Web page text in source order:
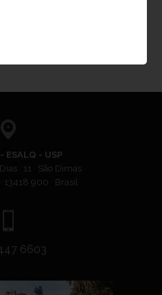
ESALQ - USP
11 São Dimas
13418 900 Brasil
6603